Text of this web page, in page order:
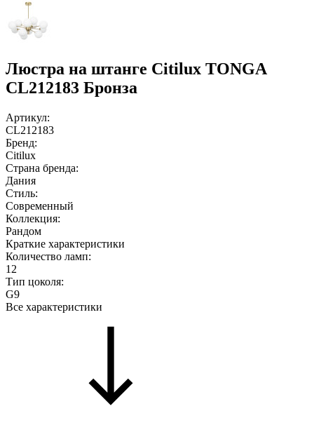
Люстра на штанге Citilux TONGA
CL212183 Бронза
Артикул:
CL212183
Бренд:
Citilux
Страна бренда:
Дания
Стиль:
Современный
Коллекция:
Рандом
Краткие характеристики
Количество ламп:
12
Тип цоколя:
G9
Все характеристики